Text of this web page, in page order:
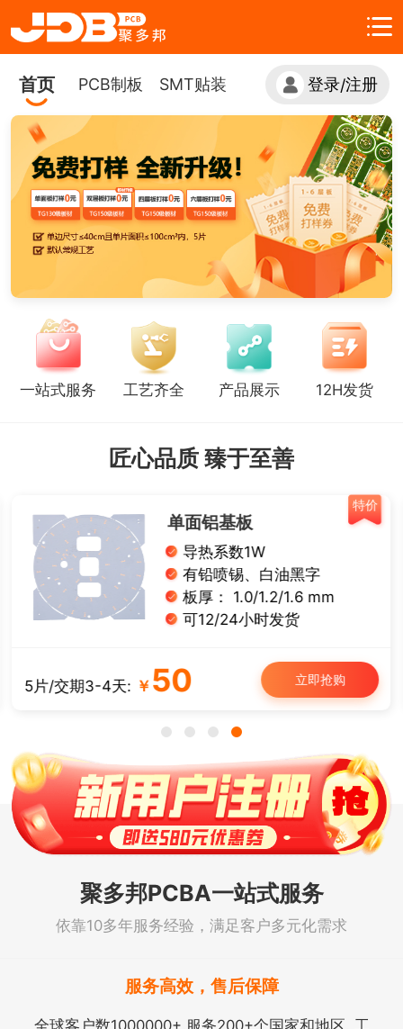
首页 PCB制板 SMT贴装 登录/注册
一站式服务 工艺齐全 产品展示 12H发货
匠心品质 臻于至善
特价
单面铝基板
导热系数1W
有铅喷锡、白油黑字
板厚： 1.0/1.2/1.6 mm
可12/24小时发货
5片/交期3-4天: ￥ 50 立即抢购
聚多邦PCBA一站式服务
依靠10多年服务经验，满足客户多元化需求
服务高效，售后保障